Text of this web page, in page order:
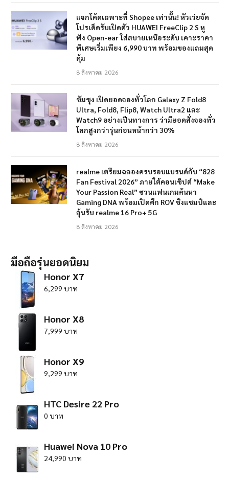
แจกโค้ดเฉพาะที่ Shopee เท่านั้น! หัวเว่ยจัด
โปรเด็ดรับเปิดตัว HUAWEI FreeClip 2 S หู
ฟัง Open-ear ใส่สบายเหนือระดับ เคาะราคา
พิเศษเริ่มเพียง 6,990 บาท พร้อมของแถมสุด
คุ้ม
8 สิงหาคม 2026
ซัมซุง เปิดยอดจองทั่วโลก Galaxy Z Fold8
Ultra, Fold8, Flip8, Watch Ultra2 และ
Watch9 อย่างเป็นทางการ ว่ามียอดสั่งจองทั่ว
โลกสูงกว่ารุ่นก่อนหน้ากว่า 30%
8 สิงหาคม 2026
realme เตรียมฉลองครบรอบแบรนด์กับ “828
Fan Festival 2026” ภายใต้คอนเซ็ปต์ “Make
Your Passion Real” ชวนแฟนเกมค้นหา
Gaming DNA พร้อมเปิดศึก ROV ชิงแชมป์และ
ลุ้นรับ realme 16 Pro+ 5G
8 สิงหาคม 2026
มือถือรุ่นยอดนิยม
Honor X7
6,299 บาท
Honor X8
7,999 บาท
Honor X9
9,299 บาท
HTC Desire 22 Pro
0 บาท
Huawei Nova 10 Pro
24,990 บาท